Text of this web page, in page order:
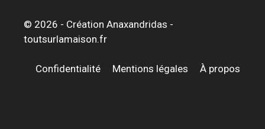
© 2026 - Création Anaxandridas -
toutsurlamaison.fr
Confidentialité Mentions légales À propos